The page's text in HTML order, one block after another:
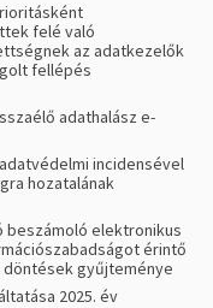
felé való
az adatkezelők
fellépés
adathalász e-
incidensével
hozatalának
beszámoló elektronikus
érintő
gyűjteménye
2025. év